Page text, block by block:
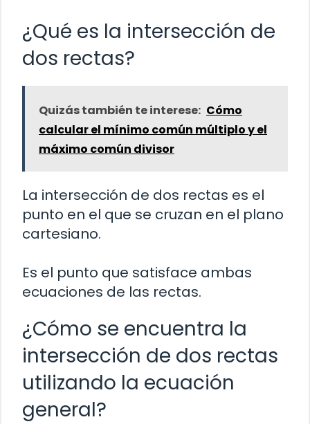
¿Qué es la intersección de
dos rectas?
Quizás también te interese: Cómo
calcular el mínimo común múltiplo y el
máximo común divisor
La intersección de dos rectas es el
punto en el que se cruzan en el plano
cartesiano.
Es el punto que satisface ambas
ecuaciones de las rectas.
¿Cómo se encuentra la
intersección de dos rectas
utilizando la ecuación
general?